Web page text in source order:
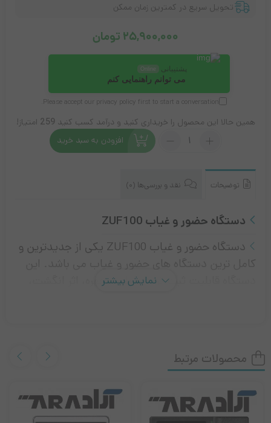
تحویل سریع در کمترین زمان ممکن
25,900,000 تومان
پشتیبانی Online
می توانم راهنمایی کنم
Please accept our privacy policy first to start a conversation.
همین حالا این محصول را خریداری کنید و درآمد کسب کنید 259 امتیاز!
تعداد:
دستگاه
غیاب
افزودن به سبد خرید
توضیحات نقد و بررسی‌ها (0)
دستگاه حضور و غیاب ZUF100
دستگاه حضور و غیاب ZUF100 یکی از جدیدترین و
دستگاه قابلیت ثبت تردد از طریق چهره، اثر انگشت،
دارای ظرفیت ذخیره ۸۰٫۰۰۰ تردد است. سنسور
تشخیص چهره این دستگاه قادر به تشخیص چهره افراد
سنسور اثر انگشت تعبیه شده در این دستگاه حضور غیاب تشخیص
نمایش بیشتر
محصولات مرتبط